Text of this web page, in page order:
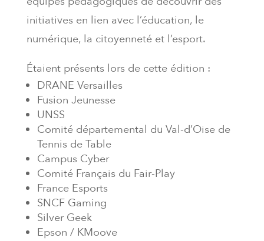
initiatives en lien avec l’éducation, le
numérique, la citoyenneté et l’esport.
Étaient présents lors de cette édition :
DRANE Versailles
Fusion Jeunesse
UNSS
Comité départemental du Val-d’Oise de
Tennis de Table
Campus Cyber
Comité Français du Fair-Play
France Esports
SNCF Gaming
Silver Geek
Epson / KMoove